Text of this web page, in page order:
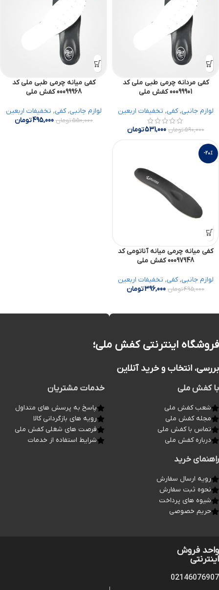
کفی مردانه چرمی طبی ملی کد
00099901 کفش ملی
لوازم جانبی,کفی, تخفیفات اربعین
590,000تومان 531,000تومان
کفی میانه چرمی طبی ملی کد
00099968 کفش ملی
لوازم جانبی,کفی, تخفیفات اربعین
550,000تومان 495,000تومان
-20%
کفی میانه چرمی میانه آناتومی کد
00097948 کفش ملی
لوازم جانبی,کفی, تخفیفات اربعین
495,000تومان 396,000تومان
فروشگاه اینترنتی کفش ملی؛
بررسی، انتخاب و خرید آنلاین
با کفش ملی
شعب کفش ملی
مجله کفش ملی
تماس با کفش ملی
درباره کفش ملی
خدمات مشتریان
پاسخ به پرسش های متداول
رویه های بازگردانی کالا
فرصت های شغلی کفش ملی
شرایط استفاده از خدمات
راهنمای خرید
رویه ارسال سفارش
نحوه ثبت سفارش
شیوه های پرداخت
حریم خصوصی
واحد فروش
اینترنتی
02146076907